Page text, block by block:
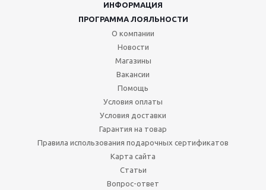
ИНФОРМАЦИЯ
ПРОГРАММА ЛОЯЛЬНОСТИ
О компании
Новости
Магазины
Вакансии
Помощь
Условия оплаты
Условия доставки
Гарантия на товар
Правила использования подарочных сертификатов
Карта сайта
Статьи
Вопрос-ответ